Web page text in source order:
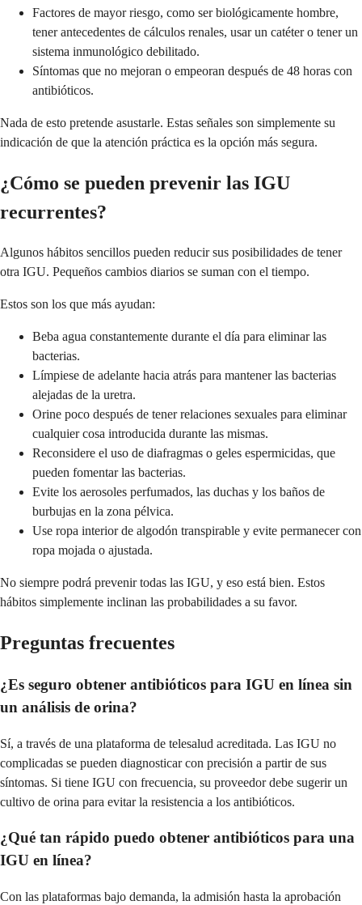
Factores de mayor riesgo, como ser biológicamente hombre,
tener antecedentes de cálculos renales, usar un catéter o tener un
sistema inmunológico debilitado.
Síntomas que no mejoran o empeoran después de 48 horas con
antibióticos.
Nada de esto pretende asustarle. Estas señales son simplemente su
indicación de que la atención práctica es la opción más segura.
¿Cómo se pueden prevenir las IGU
recurrentes?
Algunos hábitos sencillos pueden reducir sus posibilidades de tener
otra IGU. Pequeños cambios diarios se suman con el tiempo.
Estos son los que más ayudan:
Beba agua constantemente durante el día para eliminar las
bacterias.
Límpiese de adelante hacia atrás para mantener las bacterias
alejadas de la uretra.
Orine poco después de tener relaciones sexuales para eliminar
cualquier cosa introducida durante las mismas.
Reconsidere el uso de diafragmas o geles espermicidas, que
pueden fomentar las bacterias.
Evite los aerosoles perfumados, las duchas y los baños de
burbujas en la zona pélvica.
Use ropa interior de algodón transpirable y evite permanecer con
ropa mojada o ajustada.
No siempre podrá prevenir todas las IGU, y eso está bien. Estos
hábitos simplemente inclinan las probabilidades a su favor.
Preguntas frecuentes
¿Es seguro obtener antibióticos para IGU en línea sin
un análisis de orina?
Sí, a través de una plataforma de telesalud acreditada. Las IGU no
complicadas se pueden diagnosticar con precisión a partir de sus
síntomas. Si tiene IGU con frecuencia, su proveedor debe sugerir un
cultivo de orina para evitar la resistencia a los antibióticos.
¿Qué tan rápido puedo obtener antibióticos para una
IGU en línea?
Con las plataformas bajo demanda, la admisión hasta la aprobación